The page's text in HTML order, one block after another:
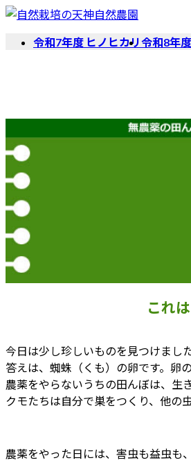
コ
ッ
プ
ナ
移
動
令和7年度 ヒノヒカリ令和8年
これ
今日は少し珍しいものを見つけました
答えは、蜘蛛（くも）の卵です。卵
農薬をやらないうちの田んぼは、生
クモたちは自分で巣をつくり、他の
農薬をやった日には、害虫も益虫も